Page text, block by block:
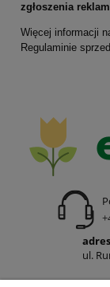
zgłoszenia
Więcej informacji
Regulaminie
ul.